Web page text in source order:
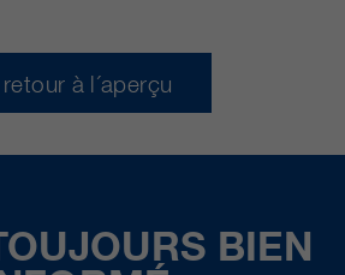
retour à l´aperçu
BIEN